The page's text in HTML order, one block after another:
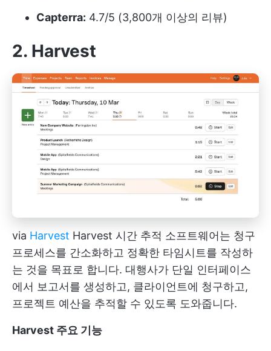
Capterra: 4.7/5 (3,800개 이상의 리뷰)
2. Harvest
via Harvest Harvest 시간 추적 소프트웨어는 청구
프로세스를 간소화하고 정확한 타임시트를 작성하
는 것을 목표로 합니다. 대행사가 단일 인터페이스
에서 보고서를 생성하고, 클라이언트에 청구하고,
프로젝트 예산을 추적할 수 있도록 도와줍니다.
Harvest 주요 기능